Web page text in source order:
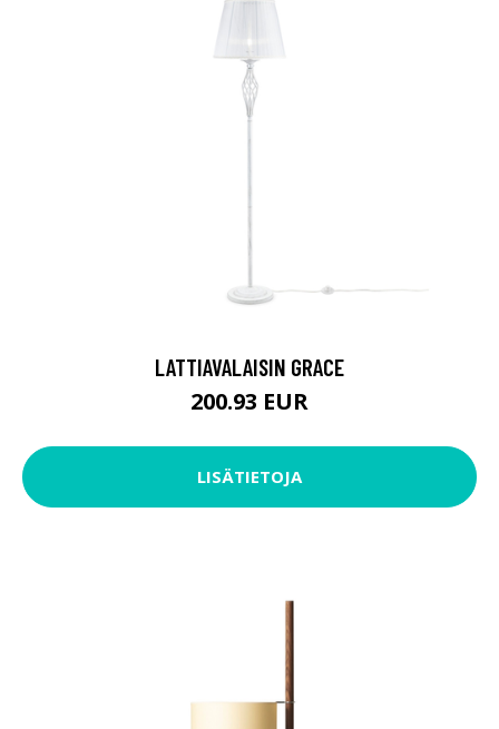
LATTIAVALAISIN GRACE
200.93 EUR
LISÄTIETOJA